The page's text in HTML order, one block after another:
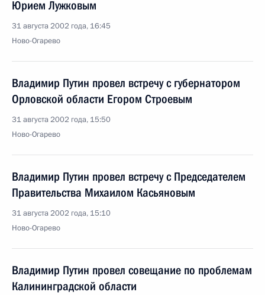
Юрием Лужковым
31 августа 2002 года, 16:45
Ново-Огарево
Владимир Путин провел встречу с губернатором
Орловской области Егором Строевым
31 августа 2002 года, 15:50
Ново-Огарево
Владимир Путин провел встречу с Председателем
Правительства Михаилом Касьяновым
31 августа 2002 года, 15:10
Ново-Огарево
Владимир Путин провел совещание по проблемам
Калининградской области